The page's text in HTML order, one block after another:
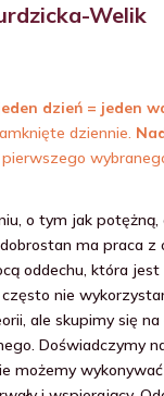
Welik
dzień = jeden
dziennie.
o tym jak
ma praca
oddechu, która
często nie
ale skupimy się na
Doświadczymy
możemy